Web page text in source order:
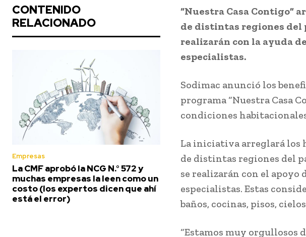
CONTENIDO
RELACIONADO
Empresas
La CMF aprobó la NCG N.° 572 y
muchas empresas la leen como un
costo (los expertos dicen que ahí
está el error)
“Nuestra Casa Contigo”
de distintas regiones del
realizarán con la ayuda
especialistas.
Sodimac anunció los
programa “Nuestra Casa
condiciones
La iniciativa arreglará los
de distintas regiones del
se realizarán con el apoyo
especialistas. Estas
baños, cocinas, pisos,
“Estamos muy orgullosos